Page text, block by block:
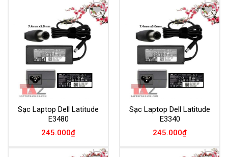
Add to
Wishlist
Sạc Laptop Dell Latitude
E3480
245.000₫
Add to
Wishlist
Sạc Laptop Dell Latitude
E3340
245.000₫